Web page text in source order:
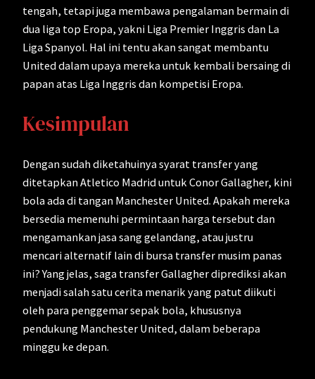
tengah, tetapi juga membawa pengalaman bermain di
dua liga top Eropa, yakni Liga Premier Inggris dan La
Liga Spanyol. Hal ini tentu akan sangat membantu
United dalam upaya mereka untuk kembali bersaing di
papan atas Liga Inggris dan kompetisi Eropa.
Kesimpulan
Dengan sudah diketahuinya syarat transfer yang
ditetapkan Atletico Madrid untuk Conor Gallagher, kini
bola ada di tangan Manchester United. Apakah mereka
bersedia memenuhi permintaan harga tersebut dan
mengamankan jasa sang gelandang, atau justru
mencari alternatif lain di bursa transfer musim panas
ini? Yang jelas, saga transfer Gallagher diprediksi akan
menjadi salah satu cerita menarik yang patut diikuti
oleh para penggemar sepak bola, khususnya
pendukung Manchester United, dalam beberapa
minggu ke depan.